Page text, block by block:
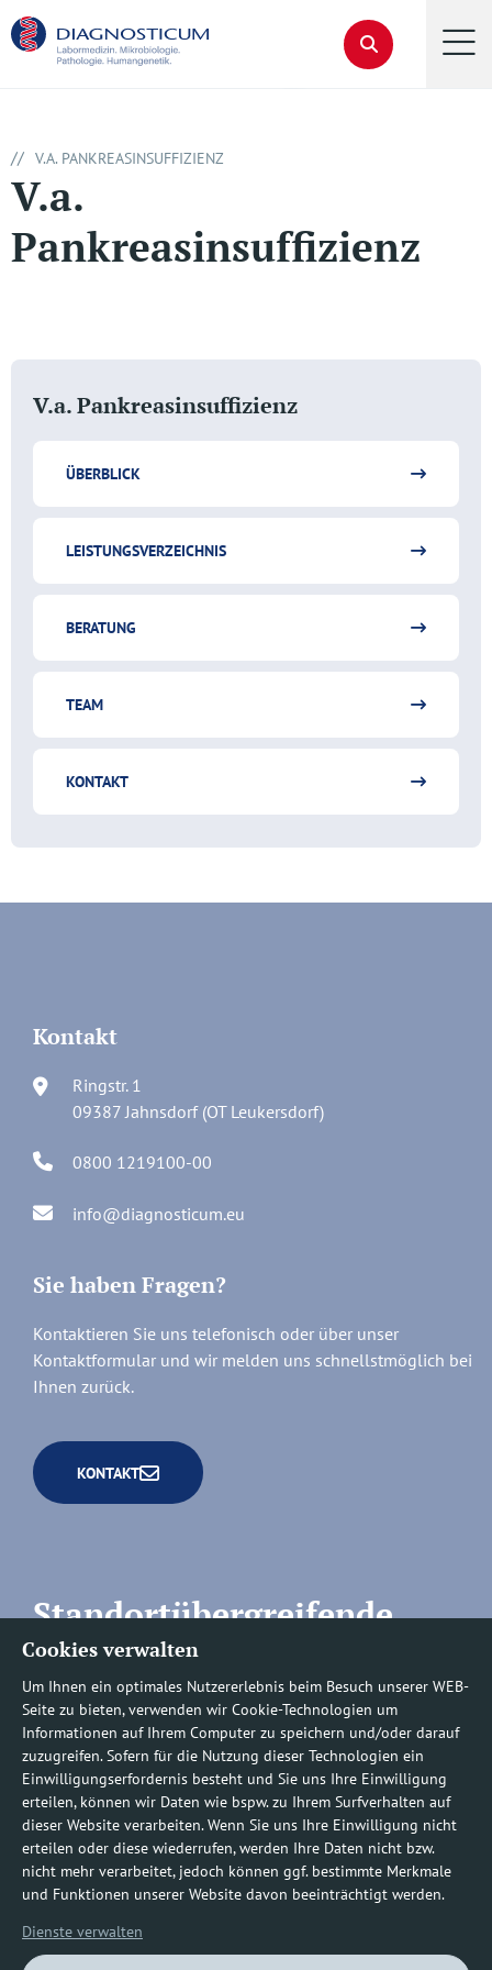
Cookies verwalten
Um Ihnen ein optimales Nutzererlebnis beim Besuch unserer WEB-
Seite zu bieten, verwenden wir Cookie-Technologien um
Informationen auf Ihrem Computer zu speichern und/oder darauf
zuzugreifen. Sofern für die Nutzung dieser Technologien ein
Einwilligungserfordernis besteht und Sie uns Ihre Einwilligung
erteilen, können wir Daten wie bspw. zu Ihrem Surfverhalten auf
dieser Website verarbeiten. Wenn Sie uns Ihre Einwilligung nicht
erteilen oder diese wiederrufen, werden Ihre Daten nicht bzw.
nicht mehr verarbeitet, jedoch können ggf. bestimmte Merkmale
und Funktionen unserer Website davon beeinträchtigt werden.
Dienste verwalten
V.a. Pankreasinsuffizienz
ÜBERBLICK
LEISTUNGSVERZEICHNIS
BERATUNG
TEAM
KONTAKT
// V.A. PANKREASINSUFFIZIENZ
V.a.
Pankreasinsuffizienz
Kontakt
Ringstr. 1
09387 Jahnsdorf (OT Leukersdorf)
0800 1219100-00
info@diagnosticum.eu
Sie haben Fragen?
Kontaktieren Sie uns telefonisch oder über unser
Kontaktformular und wir melden uns schnellstmöglich bei
Ihnen zurück.
KONTAKT
Standortübergreifende
Rufnummern
Befundauskünfte/
Nachforderungen
0800 1219100-10